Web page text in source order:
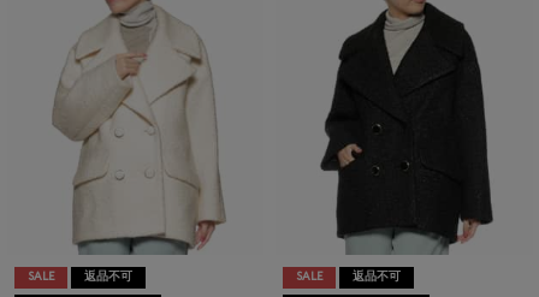
SALE 返品不可 SALE 返品不可